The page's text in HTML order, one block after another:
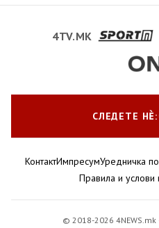
4TV.MK
СЛЕДЕТЕ НЀ:
КонтактИмпресумУредничка
Правила и услови
© 2018-2026 4NEWS.mk